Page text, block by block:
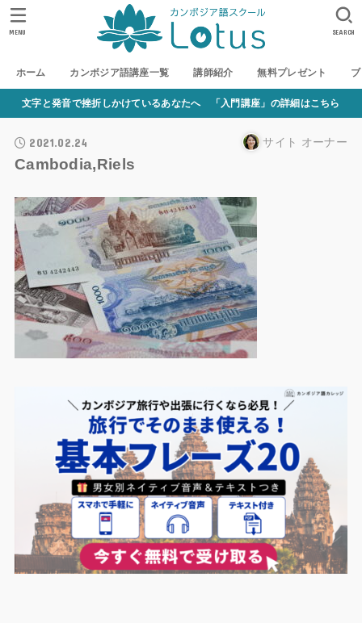
ホーム カンボジア語講座一覧 講師紹介 無料プレゼント
SEARCH
MENU
文字と発音で挫折しかけているあなたへ 「入門講座」の詳細はこちら
2021.02.24 サイト オーナー
Cambodia,Riels